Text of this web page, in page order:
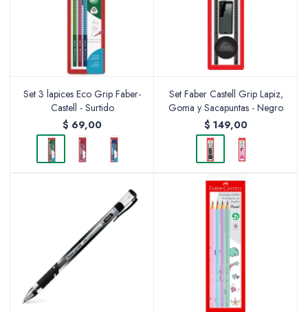
Set 3 lapices Eco Grip Faber-
Castell - Surtido
$ 69,00
Set Faber Castell Grip Lapiz,
Goma y Sacapuntas - Negro
$ 149,00